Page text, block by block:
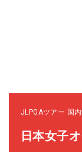
JLPGAツアー 国
日本女子